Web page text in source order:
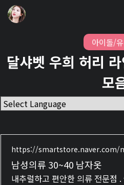
아이돌/
달샤벳 우희 허리
모
https://smartstore.naver.com/
남성의류 30~40 남자옷
내추럴하고 편안한 의류 전문점